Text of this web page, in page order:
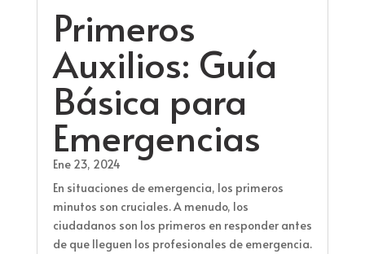
Primeros
Auxilios: Guía
Básica para
Emergencias
Ene 23, 2024
En situaciones de emergencia, los primeros
minutos son cruciales. A menudo, los
ciudadanos son los primeros en responder antes
de que lleguen los profesionales de emergencia.